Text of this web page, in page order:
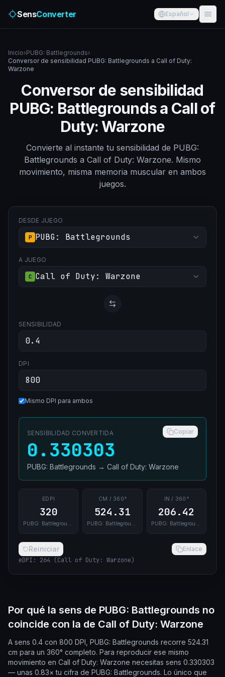
SensConverter Español
Inicio›PUBG: Battlegrounds›
Conversor de sensibilidad PUBG: Battlegrounds a Call of Duty:
Warzone
Conversor de sensibilidad
PUBG: Battlegrounds a Call of
Duty: Warzone
Convierte al instante tu sensibilidad de PUBG:
Battlegrounds a Call of Duty: Warzone. Mismo
movimiento, misma memoria muscular en ambos
juegos.
DESDE JUEGO
P PUBG: Battlegrounds
A JUEGO
C Call of Duty: Warzone
SENSIBILIDAD
DPI
Mismo DPI para ambos
SENSIBILIDAD CONVERTIDA Copiar
0.330303
PUBG: Battlegrounds → Call of Duty: Warzone
EDPI
320
PUBG: Battlegrounds
CM / 360°
524.31
PUBG: Battlegrounds
IN / 360°
206.42
PUBG: Battlegrounds
Reiniciar Enlace
eDPI : 264 (Call of Duty: Warzone)
Por qué la sens de PUBG: Battlegrounds no
coincide con la de Call of Duty: Warzone
A sens 0.4 con 800 DPI, PUBG: Battlegrounds recorre 524.31
cm para un 360° completo. Para reproducir ese mismo
movimiento en Call of Duty: Warzone necesitas sens 0.330303
— unas 0.83× tu cifra de PUBG: Battlegrounds. Lo único que